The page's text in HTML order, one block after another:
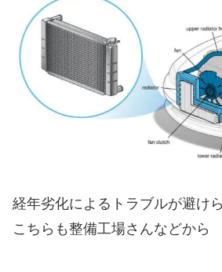
経年劣化によるトラブルが避け
こちらも整備工場さんなどから